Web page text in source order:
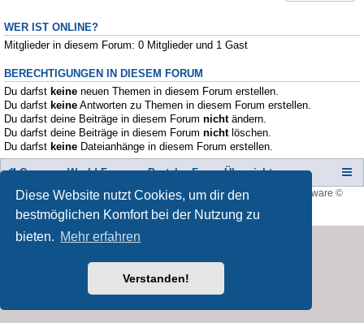
Diese Website nutzt Cookies, um dir den
bestmöglichen Komfort bei der Nutzung zu
bieten. Mehr erfahren
Verstanden!
WER IST ONLINE?
Mitglieder in diesem Forum: 0 Mitglieder und 1 Gast
BERECHTIGUNGEN IN DIESEM FORUM
Du darfst keine neuen Themen in diesem Forum erstellen.
Du darfst keine Antworten zu Themen in diesem Forum erstellen.
Du darfst deine Beiträge in diesem Forum nichtändern.
Du darfst deine Beiträge in diesem Forum nichtlöschen.
Du darfst keine Dateianhänge in diesem Forum erstellen.
Campers-World-Forum Portal Foren-Übersicht
Style developer byforum tricolor,Powered byphpBB
® Forum Software ©
phpBB Limited
Deutsche Übersetzung durchphpBB.de